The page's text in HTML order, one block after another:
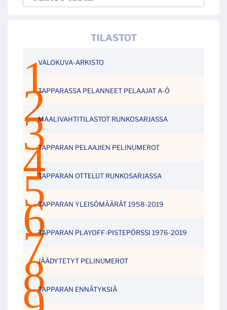
TILASTOT
VALOKUVA-ARKISTO
TAPPARASSA PELANNEET PELAAJAT A-Ö
MAALIVAHTITILASTOT RUNKOSARJASSA
TAPPARAN PELAAJIEN PELINUMEROT
TAPPARAN OTTELUT RUNKOSARJASSA
TAPPARAN YLEISÖMÄÄRÄT 1958-2019
TAPPARAN PLAYOFF-PISTEPÖRSSI 1976-2019
JÄÄDYTETYT PELINUMEROT
TAPPARAN ENNÄTYKSIÄ